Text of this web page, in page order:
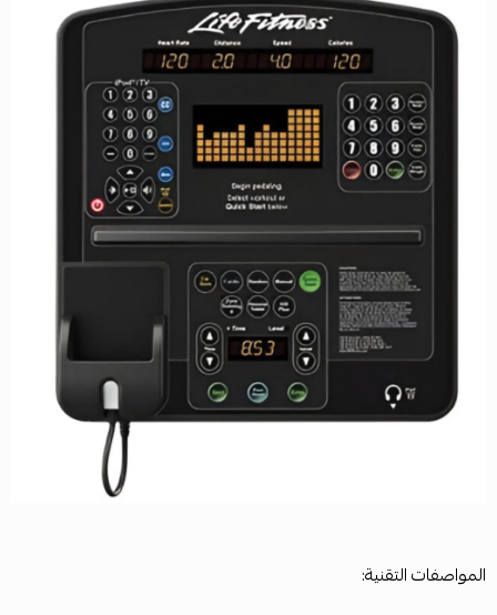
المواصفات التقنية: